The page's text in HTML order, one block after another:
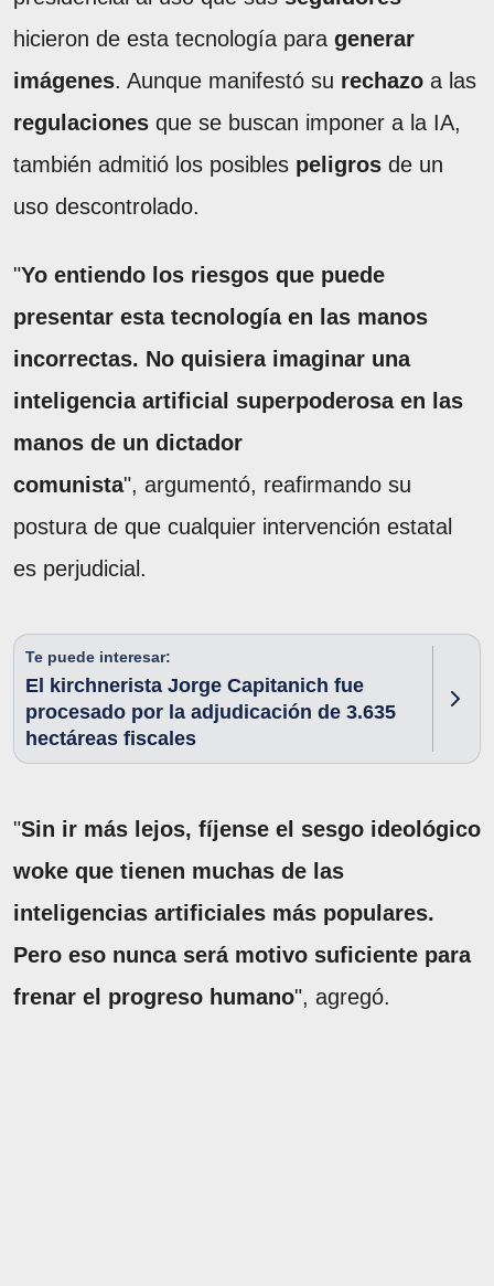
hicieron de esta tecnología para generar
imágenes. Aunque manifestó su rechazo a las
regulaciones que se buscan imponer a la IA,
también admitió los posibles peligros de un
uso descontrolado.
"Yo entiendo los riesgos que puede
presentar esta tecnología en las manos
incorrectas. No quisiera imaginar una
inteligencia artificial superpoderosa en las
manos de un dictador
comunista", argumentó, reafirmando su
postura de que cualquier intervención estatal
es perjudicial.
Te puede interesar:
El kirchnerista Jorge Capitanich fue
procesado por la adjudicación de 3.635
hectáreas fiscales
"Sin ir más lejos, fíjense el sesgo ideológico
woke que tienen muchas de las
inteligencias artificiales más populares.
Pero eso nunca será motivo suficiente para
frenar el progreso humano", agregó.